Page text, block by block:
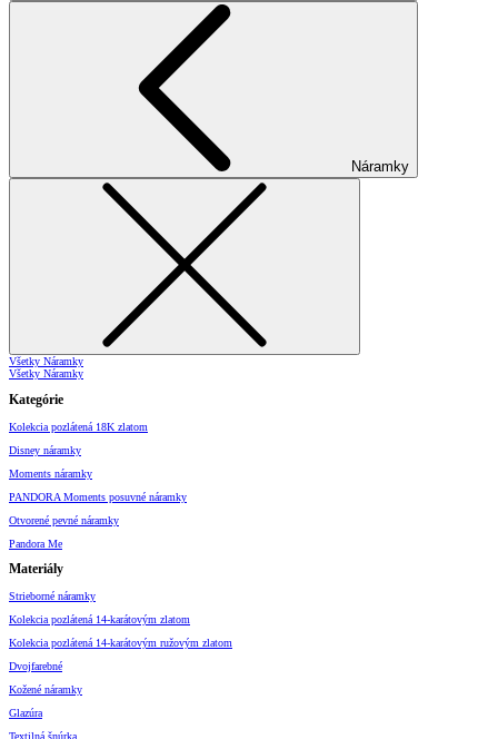
Náramky
Všetky Náramky
Všetky Náramky
Kategórie
Kolekcia pozlátená 18K zlatom
Disney náramky
Moments náramky
PANDORA Moments posuvné náramky
Otvorené pevné náramky
Pandora Me
Materiály
Strieborné náramky
Kolekcia pozlátená 14-karátovým zlatom
Kolekcia pozlátená 14-karátovým ružovým zlatom
Dvojfarebné
Kožené náramky
Glazúra
Textilná šnúrka